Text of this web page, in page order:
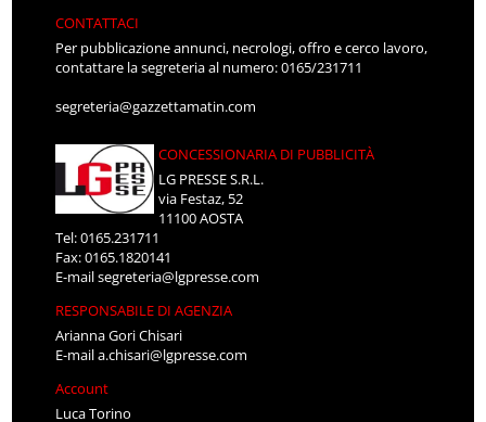
CONTATTACI
Per pubblicazione annunci, necrologi, offro e cerco lavoro,
contattare la segreteria al numero: 0165/231711
segreteria@gazzettamatin.com
CONCESSIONARIA DI PUBBLICITÀ
LG PRESSE S.R.L.
via Festaz, 52
11100 AOSTA
Tel: 0165.231711
Fax: 0165.1820141
E-mailsegreteria@lgpresse.com
RESPONSABILE DI AGENZIA
Arianna Gori Chisari
E-maila.chisari@lgpresse.com
Account
Luca Torino